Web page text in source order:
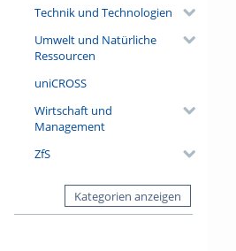
Technik und Technologien
Umwelt und Natürliche
Ressourcen
uniCROSS
Wirtschaft und
Management
ZfS
Kategorien anzeigen